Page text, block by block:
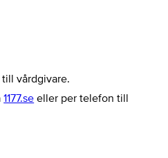
vårdgivare.
1177.se eller per telefon till